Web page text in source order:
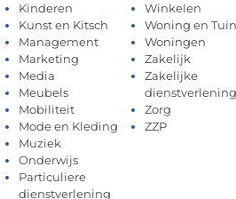
Kinderen
Kunst en Kitsch
Management
Marketing
Media
Meubels
Mobiliteit
Mode en Kleding
Muziek
Onderwijs
Particuliere
dienstverlening
Winkelen
Woning en Tuin
Woningen
Zakelijk
Zakelijke
dienstverlening
Zorg
ZZP